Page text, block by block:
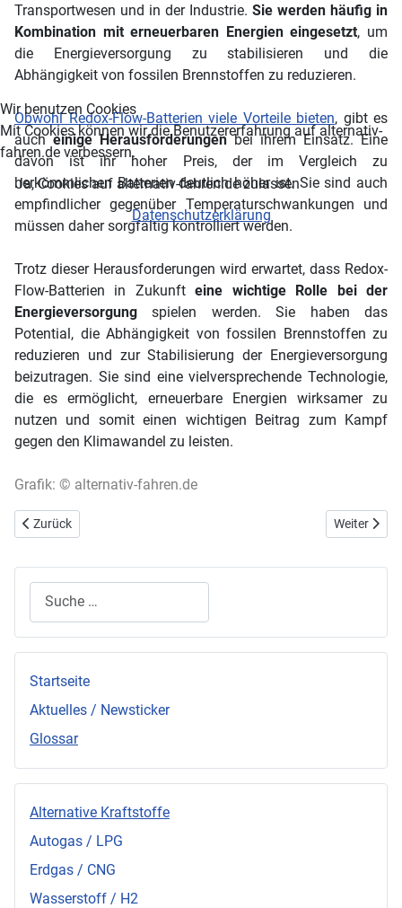
Transportwesen und in der Industrie. Sie werden häufig in
Kombination mit erneuerbaren Energien eingesetzt, um
die Energieversorgung zu stabilisieren und die
Abhängigkeit von fossilen Brennstoffen zu reduzieren.
Obwohl Redox-Flow-Batterien viele Vorteile bieten, gibt es
aucheinige Herausforderungenbei ihrem Einsatz. Eine
davon ist ihr hoher Preis, der im Vergleich zu
herkömmlichen Batterien deutlich höher ist. Sie sind auch
empfindlicher gegenüber Temperaturschwankungen und
müssen daher sorgfältig kontrolliert werden.
Trotz dieser Herausforderungen wird erwartet, dass Redox-
Flow-Batterien in Zukunfteine wichtige Rolle bei der
Energieversorgung spielen werden. Sie haben das
Potential, die Abhängigkeit von fossilen Brennstoffen zu
reduzieren und zur Stabilisierung der Energieversorgung
beizutragen. Sie sind eine vielversprechende Technologie,
die es ermöglicht, erneuerbare Energien wirksamer zu
nutzen und somit einen wichtigen Beitrag zum Kampf
gegen den Klimawandel zu leisten.
Grafik: © alternativ-fahren.de
Vorheriger Beitrag: Mangansulfat (Mangan(II)-sulfat)
Zurück Nächster
Weiter
Startseite
Aktuelles / Newsticker
Glossar
Alternative Kraftstoffe
Autogas / LPG
Erdgas / CNG
Wasserstoff / H2
Wir benutzen Cookies
Mit Cookies können wir die Benutzererfahrung auf alternativ-
fahren.de verbessern.
Ja, Cookies auf alternativ-fahren.de zulassen
Datenschutzerklärung